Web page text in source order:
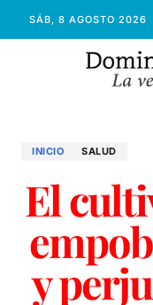
SÁB, 8 AGOSTO 2026
INICIO SALUD
El
y